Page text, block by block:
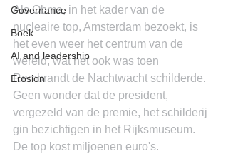
Governance
Boek
AI and leadership
Erosion
Als Obma, in het kader van de
nucleaire top, Amsterdam bezoekt, is
het even weer het centrum van de
wereld, wat het ook was toen
Rembrandt de Nachtwacht schilderde.
Geen wonder dat de president,
vergezeld van de premie, het schilderij
gin bezichtigen in het Rijksmuseum.
De top kost miljoenen euro's.